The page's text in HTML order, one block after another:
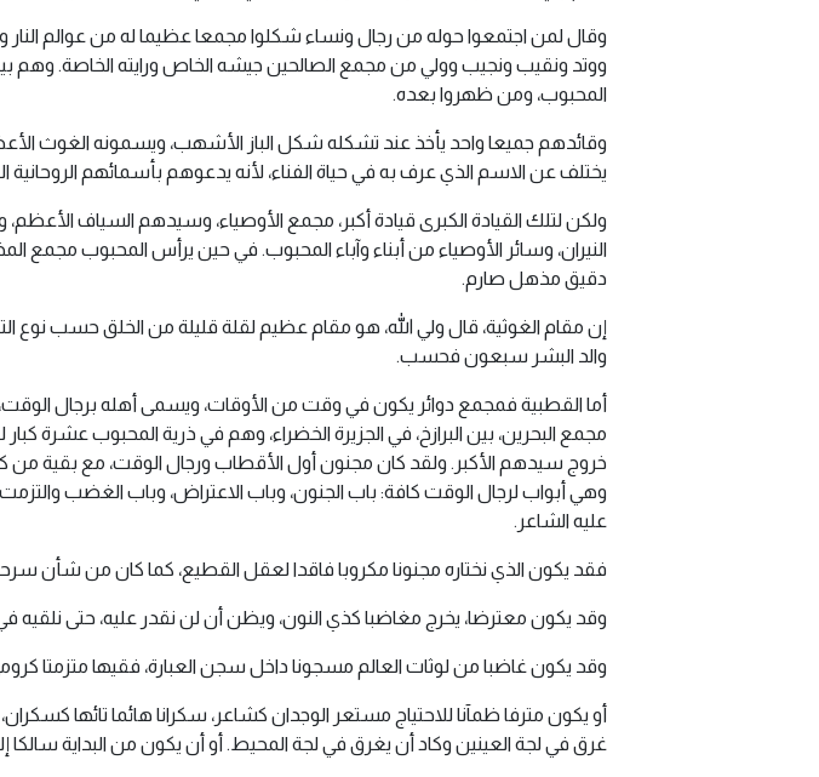
وقال لمن اجتمعوا حوله من رجال ونساء شكلوا مجمعا عظيما له من عوالم
ووتد ونقيب ونجيب وولي من مجمع الصالحين جيشه الخاص ورايته الخاصة.
المحبوب، ومن ظهروا بعده.
وقائدهم جميعا واحد يأخذ عند تشكله شكل الباز الأشهب، ويسمونه الغوث
يختلف عن الاسم الذي عرف به في حياة الفناء، لأنه يدعوهم بأسمائهم
ولكن لتلك القيادة الكبرى قيادة أكبر، مجمع الأوصياء، وسيدهم السياف
النيران، وسائر الأوصياء من أبناء وآباء المحبوب. في حين يرأس المحبوب مجمع
دقيق مذهل صارم.
إن مقام الغوثية، قال ولي الله، هو مقام عظيم لقلة قليلة من الخلق حسب نوع
والد البشر سبعون فحسب.
أما القطبية فمجمع دوائر يكون في وقت من الأوقات، ويسمى أهله برجال
مجمع البحرين، بين البرازخ، في الجزيرة الخضراء، وهم في ذرية المحبوب عشرة
خروج سيدهم الأكبر. ولقد كان مجنون أول الأقطاب ورجال الوقت، مع بقية من
وهي أبواب لرجال الوقت كافة: باب الجنون، وباب الاعتراض، وباب الغضب
عليه الشاعر.
فقد يكون الذي نختاره مجنونا مكروبا فاقدا لعقل القطيع، كما كان من شأن
وقد يكون معترضا، يخرج مغاضبا كذي النون، ويظن أن لن نقدر عليه، حتى نلقيه
وقد يكون غاضبا من لوثات العالم مسجونا داخل سجن العبارة، فقيها متزمتا
أو يكون مترفا ظمآنا للاحتياج مستعر الوجدان كشاعر، سكرانا هائما تائها
غرق في لجة العينين وكاد أن يغرق في لجة المحيط. أو أن يكون من البداية سالكا إلينا